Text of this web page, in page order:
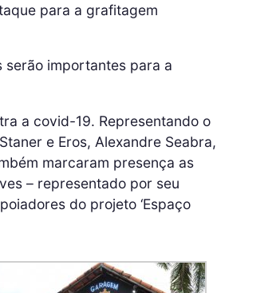
para a grafitagem
serão importantes para a
a covid-19. Representando o
e Eros, Alexandre Seabra,
marcaram presença as
– representado por seu
do projeto ‘Espaço